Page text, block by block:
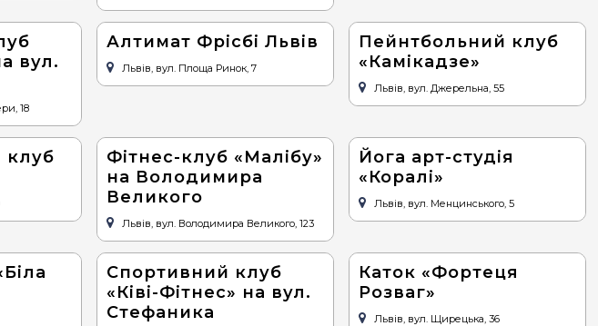
вул.
18
Алтимат Фрісбі Львів
Львів, вул. Площа Ринок, 7
Пейнтбольний клуб
«Камікадзе»
Львів, вул. Джерельна, 55
клуб
Фітнес-клуб «Малібу»
на Володимира
Великого
Львів, вул. Володимира Великого, 123
Йога арт-студія
«Коралі»
Львів, вул. Менцинського, 5
Спортивний клуб
«Ківі-Фітнес» на вул.
Стефаника
Каток «Фортеця
Розваг»
Львів, вул. Щирецька, 36